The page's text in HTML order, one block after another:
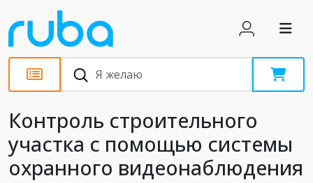
Статьи
Контроль строительного
участка с помощью системы
охранного видеонаблюдения